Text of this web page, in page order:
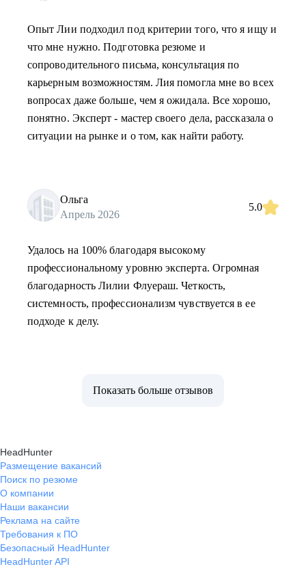
Опыт Лии подходил под критерии того, что я ищу и
что мне нужно. Подготовка резюме и
сопроводительного письма, консультация по
карьерным возможностям. Лия помогла мне во всех
вопросах даже больше, чем я ожидала. Все хорошо,
понятно. Эксперт - мастер своего дела, рассказала о
ситуации на рынке и о том, как найти работу.
Ольга
Апрель 2026
5.0
Удалось на 100% благодаря высокому
профессиональному уровню эксперта. Огромная
благодарность Лилии Флуераш. Четкость,
системность, профессионализм чувствуется в ее
подходе к делу.
Показать больше отзывов
HeadHunter
Размещение вакансий
Поиск по резюме
О компании
Наши вакансии
Реклама на сайте
Требования к ПО
Безопасный HeadHunter
HeadHunter API